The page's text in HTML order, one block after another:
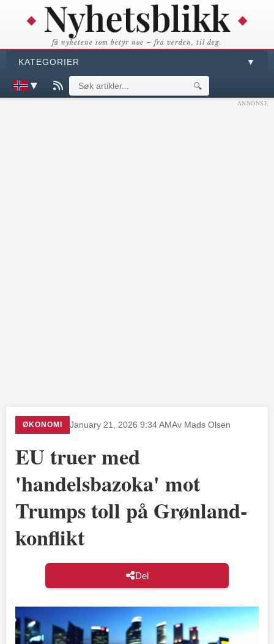
få nyhetene som betyr noe – fra verden, til deg.
KATEGORIER ▼
▼ 🔍
ANNONSE
ØKONOMI January 21, 2026 9:34 AMAv Mads Olsen
EU truer med
'handelsbazoka' mot
Trumps toll på Grønland-
konflikt
Del